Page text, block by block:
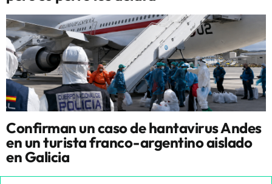
Confirman un caso de hantavirus Andes
en un turista franco-argentino aislado
en Galicia